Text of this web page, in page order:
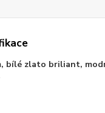
bílé zlato briliant,